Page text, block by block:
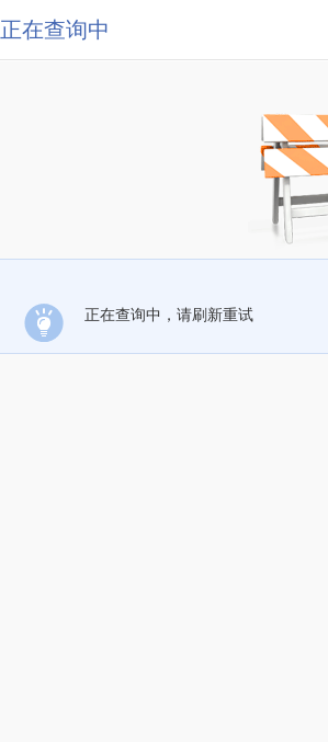
正在查询中
正在查询中，请刷新重试